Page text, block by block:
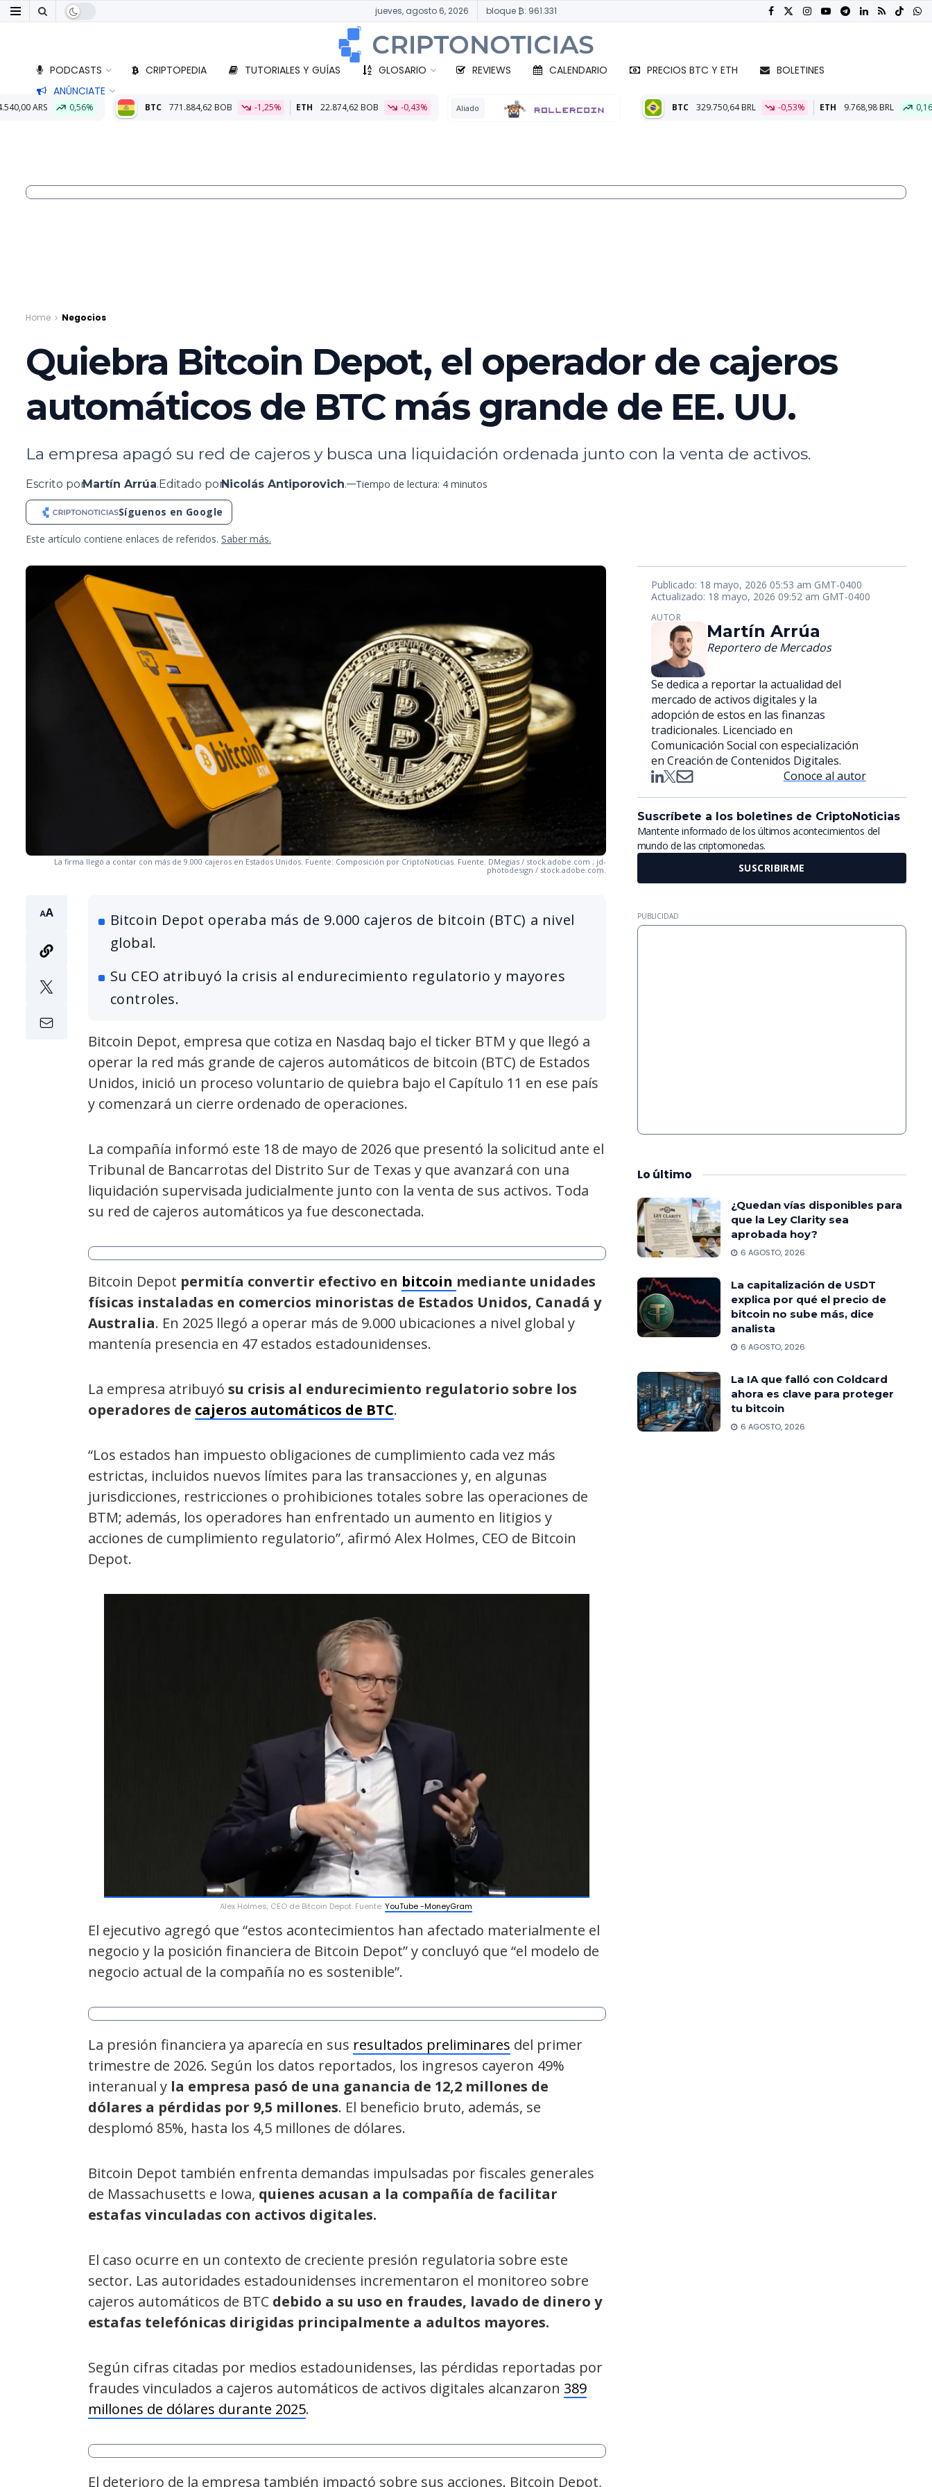
jueves, agosto 6, 2026 bloque ₿: 961.331
PODCASTS CRIPTOPEDIA TUTORIALES Y GUÍAS GLOSARIO REVIEWS CALENDARIO PRECIOS BTC Y ETH
BOLETINES
ANÚNCIATE
BTC 771.884,62 BOB -1,25% ETH 22.874,62 BOB -0,43% Aliado BTC 329.750,64 BRL -0,53% ETH 9.768,98 BRL 0,16% BTC
Home Negocios
Quiebra Bitcoin Depot, el operador de cajeros
automáticos de BTC más grande de EE. UU.
La empresa apagó su red de cajeros y busca una liquidación ordenada junto con la venta de activos.
Escrito porMartín Arrúa.Editado porNicolás Antiporovich. Tiempo de lectura: 4 minutos
Síguenos en Google
Este artículo contiene enlaces de referidos. Saber más.
La firma llegó a contar con más de 9.000 cajeros en Estados Unidos. Fuente: Composición por CriptoNoticias. Fuente. DMegias / stock.adobe.com ; jd-
photodesign / stock.adobe.com.
Bitcoin Depot operaba más de 9.000 cajeros de bitcoin (BTC) a nivel
global.
Su CEO atribuyó la crisis al endurecimiento regulatorio y mayores
controles.
Bitcoin Depot, empresa que cotiza en Nasdaq bajo el ticker BTM y que llegó a
operar la red más grande de cajeros automáticos de bitcoin (BTC) de Estados
Unidos, inició un proceso voluntario de quiebra bajo el Capítulo 11 en ese país
y comenzará un cierre ordenado de operaciones.
La compañía informó este 18 de mayo de 2026 que presentó la solicitud ante el
Tribunal de Bancarrotas del Distrito Sur de Texas y que avanzará con una
liquidación supervisada judicialmente junto con la venta de sus activos. Toda
su red de cajeros automáticos ya fue desconectada.
Bitcoin Depot permitía convertir efectivo en bitcoin mediante unidades
físicas instaladas en comercios minoristas de Estados Unidos, Canadá y
Australia. En 2025 llegó a operar más de 9.000 ubicaciones a nivel global y
mantenía presencia en 47 estados estadounidenses.
La empresa atribuyó su crisis al endurecimiento regulatorio sobre los
operadores de cajeros automáticos de BTC.
“Los estados han impuesto obligaciones de cumplimiento cada vez más
estrictas, incluidos nuevos límites para las transacciones y, en algunas
jurisdicciones, restricciones o prohibiciones totales sobre las operaciones de
BTM; además, los operadores han enfrentado un aumento en litigios y
acciones de cumplimiento regulatorio”, afirmó Alex Holmes, CEO de Bitcoin
Depot.
Alex Holmes, CEO de Bitcoin Depot. Fuente:YouTube -MoneyGram.
El ejecutivo agregó que “estos acontecimientos han afectado materialmente el
negocio y la posición financiera de Bitcoin Depot” y concluyó que “el modelo de
negocio actual de la compañía no es sostenible”.
La presión financiera ya aparecía en sus resultados preliminares del primer
trimestre de 2026. Según los datos reportados, los ingresos cayeron 49%
interanual y la empresa pasó de una ganancia de 12,2 millones de
dólares a pérdidas por 9,5 millones. El beneficio bruto, además, se
desplomó 85%, hasta los 4,5 millones de dólares.
Bitcoin Depot también enfrenta demandas impulsadas por fiscales generales
de Massachusetts e Iowa, quienes acusan a la compañía de facilitar
estafas vinculadas con activos digitales.
El caso ocurre en un contexto de creciente presión regulatoria sobre este
sector. Las autoridades estadounidenses incrementaron el monitoreo sobre
cajeros automáticos de BTC debido a su uso en fraudes, lavado de dinero y
estafas telefónicas dirigidas principalmente a adultos mayores.
Según cifras citadas por medios estadounidenses, las pérdidas reportadas por
fraudes vinculados a cajeros automáticos de activos digitales alcanzaron 389
millones de dólares durante 2025.
El deterioro de la empresa también impactó sobre sus acciones. Bitcoin Depot,
Publicado: 18 mayo, 2026 05:53 am GMT-0400
Actualizado: 18 mayo, 2026 09:52 am GMT-0400
AUTOR
Martín Arrúa
Reportero de Mercados
Se dedica a reportar la actualidad del
mercado de activos digitales y la
adopción de estos en las finanzas
tradicionales. Licenciado en
Comunicación Social con especialización
en Creación de Contenidos Digitales.
Conoce al autor
Suscríbete a los boletines de CriptoNoticias
Mantente informado de los últimos acontecimientos del
mundo de las criptomonedas.
SUSCRIBIRME
PUBLICIDAD
Lo último
¿Quedan vías disponibles para
que la Ley Clarity sea
aprobada hoy?
6 AGOSTO, 2026
La capitalización de USDT
explica por qué el precio de
bitcoin no sube más, dice
analista
6 AGOSTO, 2026
La IA que falló con Coldcard
ahora es clave para proteger
tu bitcoin
6 AGOSTO, 2026